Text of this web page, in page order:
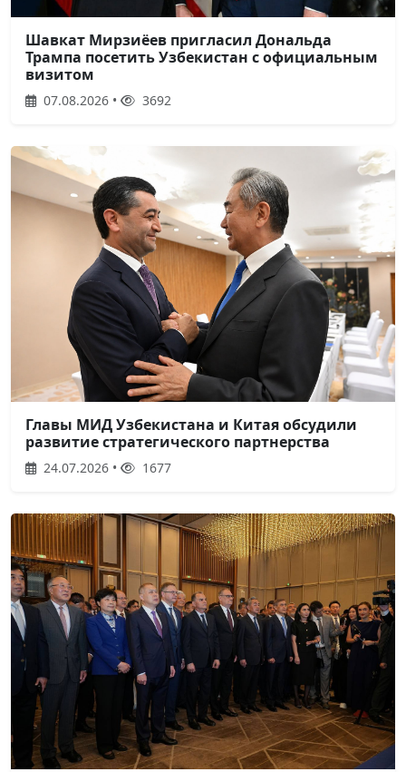
Шавкат Мирзиёев пригласил Дональда
Трампа посетить Узбекистан с официальным
визитом
07.08.2026 • 3692
Главы МИД Узбекистана и Китая обсудили
развитие стратегического партнерства
24.07.2026 • 1677